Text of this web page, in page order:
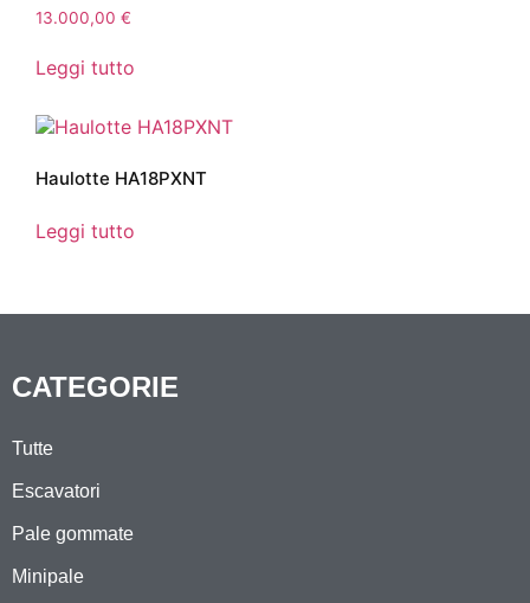
13.000,00 €
Leggi tutto
Haulotte HA18PXNT
Leggi tutto
CATEGORIE
Tutte
Escavatori
Pale gommate
Minipale